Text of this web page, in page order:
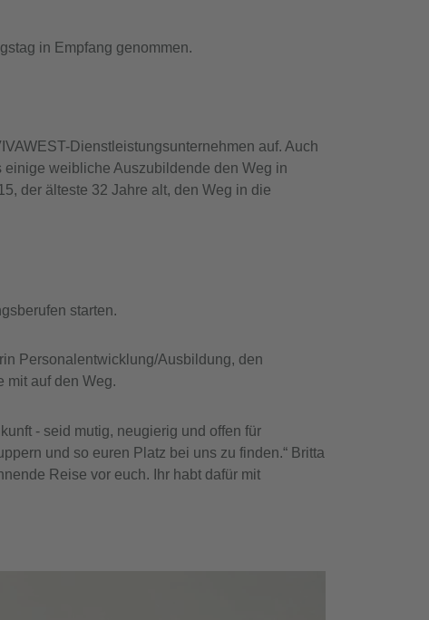
in Empfang genommen.
Dienstleistungsunternehmen auf. Auch
weibliche Auszubildende den Weg in
der älteste 32 Jahre alt, den Weg in die
starten.
Personalentwicklung/Ausbildung, den
mit auf den Weg.
- seid mutig, neugierig und offen für
und so euren Platz bei uns zu finden.“ Britta
Reise vor euch. Ihr habt dafür mit